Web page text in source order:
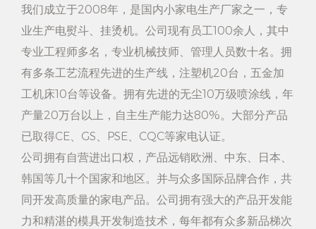
7、使用完毕后，关闭产品开关并拔出电源插头。
1、确保产品与电源插座的电压相匹配，避免使用过高或过
低的电压。
2、使用产品前，请仔细阅读产品说明书，了解产品的使用
方法和注意事项。
4、请勿将产品放置在易燃物品附近，以免发生火灾。
5、使用后请及时清洁产品表面和水箱，以保持产品的卫生
我们成立于2008年，是国内小家电生产厂家之一，专
业生产电熨斗、挂烫机。公司现有员工100余人，其中
专业工程师多名，专业机械技师、管理人员数十名。拥
有多条工艺流程先进的生产线，注塑机20台，五金加
工机床10台等设备。拥有先进的无尘10万级喷涂线，年
产量20万台以上，自主生产能力达80%。大部分产品
已取得CE、GS、PSE、CQC等家电认证。
公司拥有自营进出口权，产品远销欧洲、中东、日本、
韩国等几十个国家和地区。并与众多国际品牌合作，共
同开发高质量的家电产品。公司拥有强大的产品开发能
力和精湛的模具开发制造技术，每年都有众多新品梯次